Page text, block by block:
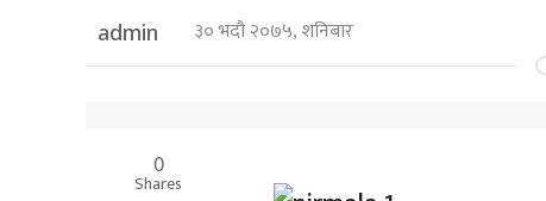
admin ३० भदौ २०७५, शनिबार
0
Shares